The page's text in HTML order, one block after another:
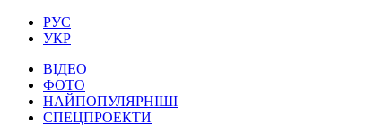
РУС
УКР
ВІДЕО
ФОТО
НАЙПОПУЛЯРНІШІ
СПЕЦПРОЕКТИ